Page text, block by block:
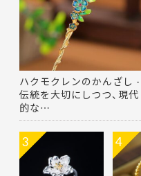
ハクモクレンのかんざし -
伝統を大切にしつつ、現代
的な…
3 4